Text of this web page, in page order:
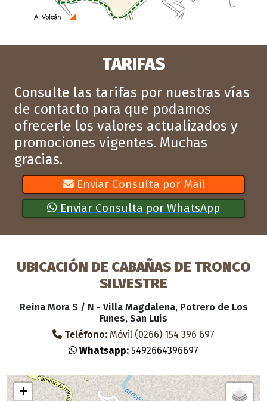
TARIFAS
Consulte las tarifas por nuestras vías
de contacto para que podamos
ofrecerle los valores actualizados y
promociones vigentes. Muchas
gracias.
Enviar Consulta por Mail
Enviar Consulta por WhatsApp
UBICACIÓN DE CABAÑAS DE TRONCO
SILVESTRE
Reina Mora S / N - Villa Magdalena, Potrero de Los
Funes, San Luis
Teléfono: Móvil (0266) 154 396 697
Whatsapp: 5492664396697